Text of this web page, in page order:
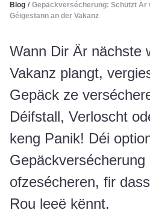
Blog / Gepäckversécherung: Schützt Är
Géigestänn an der Vakanz
Wann Dir Är nächste
Vakanz plangt,
Gepäck ze
Déifstall, Verloscht
keng Panik! Déi
ofzesécheren, fir
Rou leeë kënnt.